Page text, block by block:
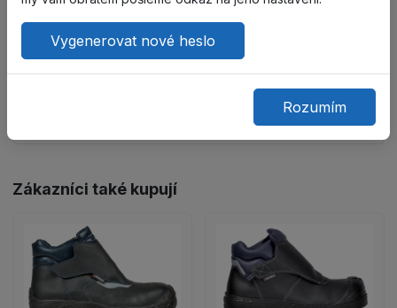
Podešev: ultralehký polyuretan s jednotnou hustotou,
Tužinka: ocelová (maximální zátěž: 200 J).
Zákazníci také kupují
Vygenerovat nové heslo
Rozumím